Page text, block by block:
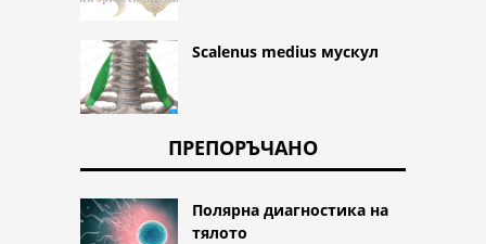
Scalenus medius мускул
ПРЕПОРЪЧАНО
Полярна диагностика на
тялото